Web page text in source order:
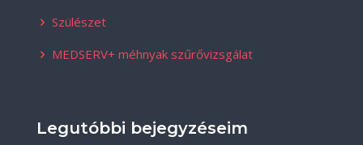
Szülészet
MEDSERV+ méhnyak szűrővizsgálat
Legutóbbi bejegyzéseim